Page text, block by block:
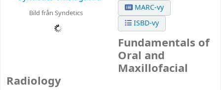
Bild från Syndetics
MARC-vy
ISBD-vy
Fundamentals of
Oral and
Maxillofacial
Radiology